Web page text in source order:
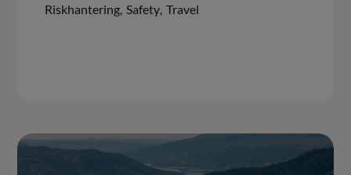
Riskhantering, Safety, Travel